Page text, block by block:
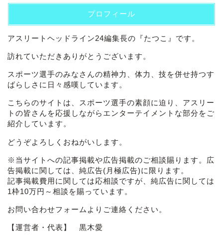
プロフィール
アスリートヘッドライン24編集長の『たつこ』です。
訪れていただきありがとうございます。
スポーツ選手のみなさんの精神力、体力、技を併せ持つす
ばらしさに日々感嘆しています。
こちらのサイトは、スポーツ選手の素顔に迫り、アスリー
トの皆さんを応援しながらエンターテイメントな部分をご
紹介しています。
どうぞよろしくおねがいします。
※当サイトへの記事掲載や広告掲載のご相談賜ります。広
告掲載に関しては、純広告(月極広告)に限ります。
記事掲載費用に関しては応相談ですが、純広告に関しては
1枠10万円～相談を賜っています。
お問い合わせフォーム よりご連絡ください。
【運営者・代表】 黒木愛